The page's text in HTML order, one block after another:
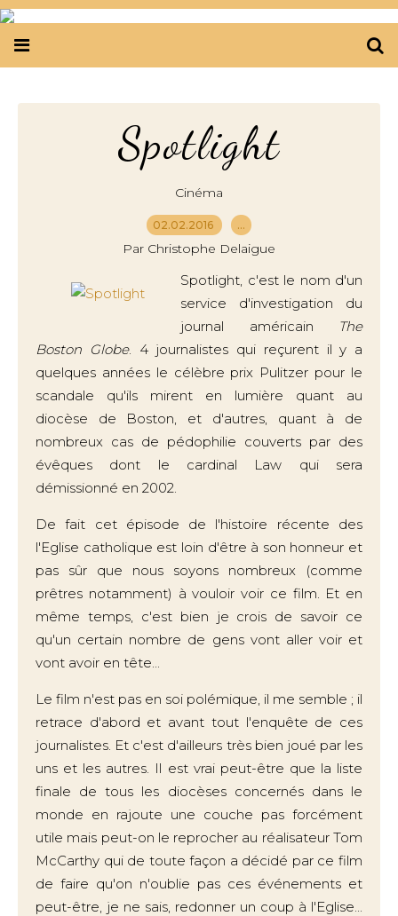
Spotlight
Cinéma
02.02.2016 …
Par Christophe Delaigue
Spotlight, c'est le nom d'un
service d'investigation du
journal américain
The
Boston Globe. 4 journalistes qui reçurent il y a
quelques années le célèbre prix Pulitzer pour le
scandale qu'ils mirent en lumière quant au
diocèse de Boston, et d'autres, quant à de
nombreux cas de pédophilie couverts par des
évêques dont le cardinal Law qui sera
démissionné en 2002.
De fait cet épisode de l'histoire récente des
l'Eglise catholique est loin d'être à son honneur et
pas sûr que nous soyons nombreux (comme
prêtres notamment) à vouloir voir ce film. Et en
même temps, c'est bien je crois de savoir ce
qu'un certain nombre de gens vont aller voir et
vont avoir en tête...
Le film n'est pas en soi polémique, il me semble ; il
retrace d'abord et avant tout l'enquête de ces
journalistes. Et c'est d'ailleurs très bien joué par les
uns et les autres. Il est vrai peut-être que la liste
finale de tous les diocèses concernés dans le
monde en rajoute une couche pas forcément
utile mais peut-on le reprocher au réalisateur Tom
McCarthy qui de toute façon a décidé par ce film
de faire qu'on n'oublie pas ces événements et
peut-être, je ne sais, redonner un coup à l'Eglise...